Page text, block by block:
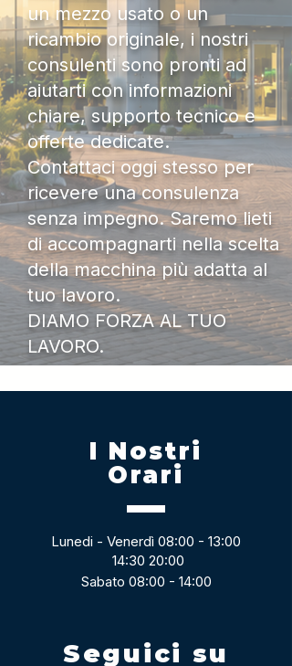
un mezzo usato o un
ricambio originale, i nostri
consulenti sono pronti ad
aiutarti con informazioni
chiare, supporto tecnico e
offerte dedicate.
Contattaci oggi stesso per
ricevere una consulenza
senza impegno. Saremo lieti
di accompagnarti nella scelta
della macchina più adatta al
tuo lavoro.
DIAMO FORZA AL TUO
LAVORO.
I Nostri
Orari
Lunedi - Venerdì 08:00 - 13:00
14:30 20:00
Sabato 08:00 - 14:00
Seguici su